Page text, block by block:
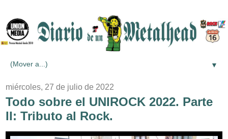
▼
miércoles, 27 de julio de 2022
Todo sobre el UNIROCK 2022. Parte
II: Tributo al Rock.